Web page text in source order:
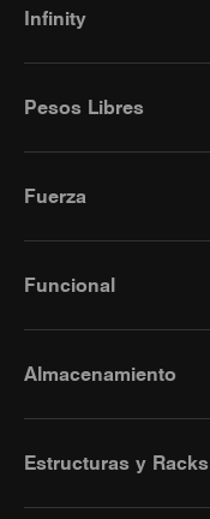
Infinity
Pesos Libres
Fuerza
Funcional
Almacenamiento
Estructuras y Racks